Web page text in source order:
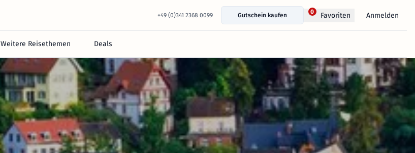
+49 (0)341 2368 0099 Gutschein kaufen
0 Favoriten Anmelden
Weitere Reisethemen Deals